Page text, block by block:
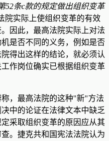
52条c款的规定做出组织变革
院实际上使组织变革的有效
因此，最高法院实际上对法
是否不同的义务，例如是否
得出这样的结论，就必须认
作岗位确实已根据组织变革
，最高法院的这种"新"方法
中的论证在法律文本中缺乏
采取组织变革的原因应从其
。捷克共和国宪法法院认为